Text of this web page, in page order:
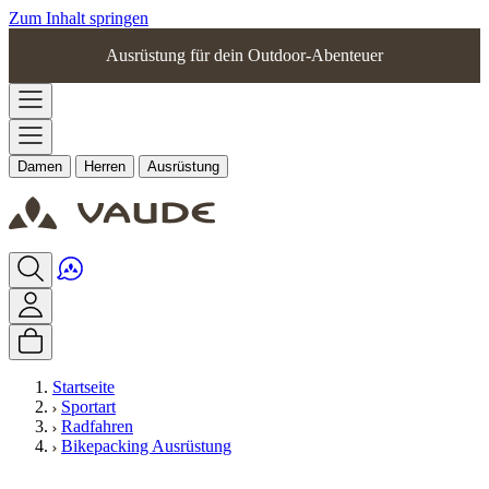
Zum Inhalt springen
Ausrüstung für dein Outdoor-Abenteuer
Damen Herren Ausrüstung
Startseite
Sportart
Radfahren
Bikepacking Ausrüstung